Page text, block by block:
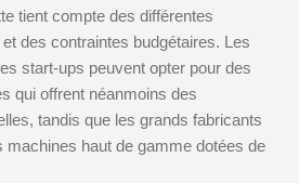
tient compte des différentes
des contraintes budgétaires. Les
start-ups peuvent opter pour des
qui offrent néanmoins des
tandis que les grands fabricants
machines haut de gamme dotées de